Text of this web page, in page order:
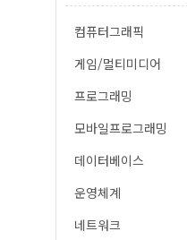
컴퓨터그래픽
게임/멀티미디어
프로그래밍
모바일프로그래밍
데이터베이스
운영체계
네트워크